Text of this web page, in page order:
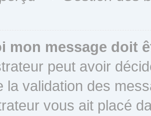
mon message doit
peut avoir
la validation des
vous ait placé